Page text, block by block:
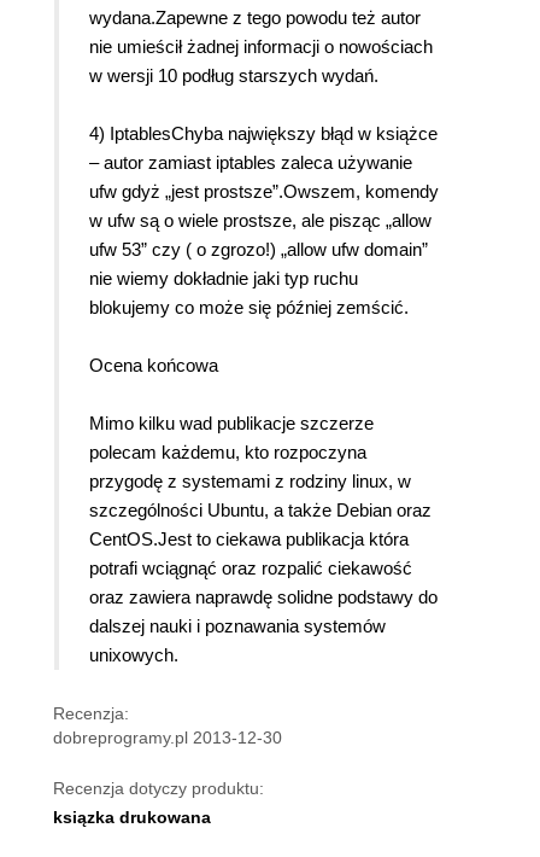
wydana.Zapewne z tego powodu też autor
nie umieścił żadnej informacji o nowościach
w wersji 10 podług starszych wydań.
4) IptablesChyba największy błąd w książce
– autor zamiast iptables zaleca używanie
ufw gdyż „jest prostsze”.Owszem, komendy
w ufw są o wiele prostsze, ale pisząc „allow
ufw 53” czy ( o zgrozo!) „allow ufw domain”
nie wiemy dokładnie jaki typ ruchu
blokujemy co może się później zemścić.
Ocena końcowa
Mimo kilku wad publikacje szczerze
polecam każdemu, kto rozpoczyna
przygodę z systemami z rodziny linux, w
szczególności Ubuntu, a także Debian oraz
CentOS.Jest to ciekawa publikacja która
potrafi wciągnąć oraz rozpalić ciekawość
oraz zawiera naprawdę solidne podstawy do
dalszej nauki i poznawania systemów
unixowych.
Recenzja:
dobreprogramy.pl 2013-12-30
Recenzja dotyczy produktu:
ksiązka drukowana